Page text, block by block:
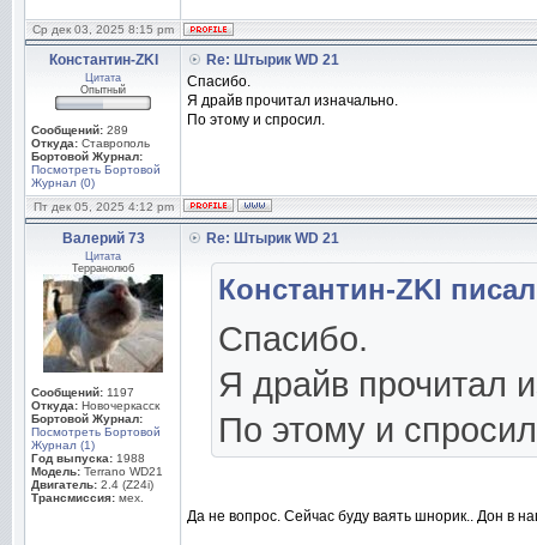
Ср дек 03, 2025 8:15 pm
Константин-ZKI
Цитата
Опытный
Сообщений: 289
Откуда: Ставрополь
Бортовой Журнал:
Посмотреть Бортовой
Журнал (0)
Re: Штырик WD 21
Спасибо.
Я драйв прочитал изначально.
По этому и спросил.
Пт дек 05, 2025 4:12 pm
Валерий 73
Цитата
Терранолюб
Сообщений: 1197
Откуда: Новочеркасск
Бортовой Журнал:
Посмотреть Бортовой
Журнал (1)
Год выпуска: 1988
Модель: Terrano WD21
Двигатель: 2.4 (Z24i)
Трансмиссия: мех.
Re: Штырик WD 21
Константин-ZKI
Спасибо.
Я драйв прочитал
По этому и
Да не вопрос. Сейчас буду ваять шнорик.. Дон в